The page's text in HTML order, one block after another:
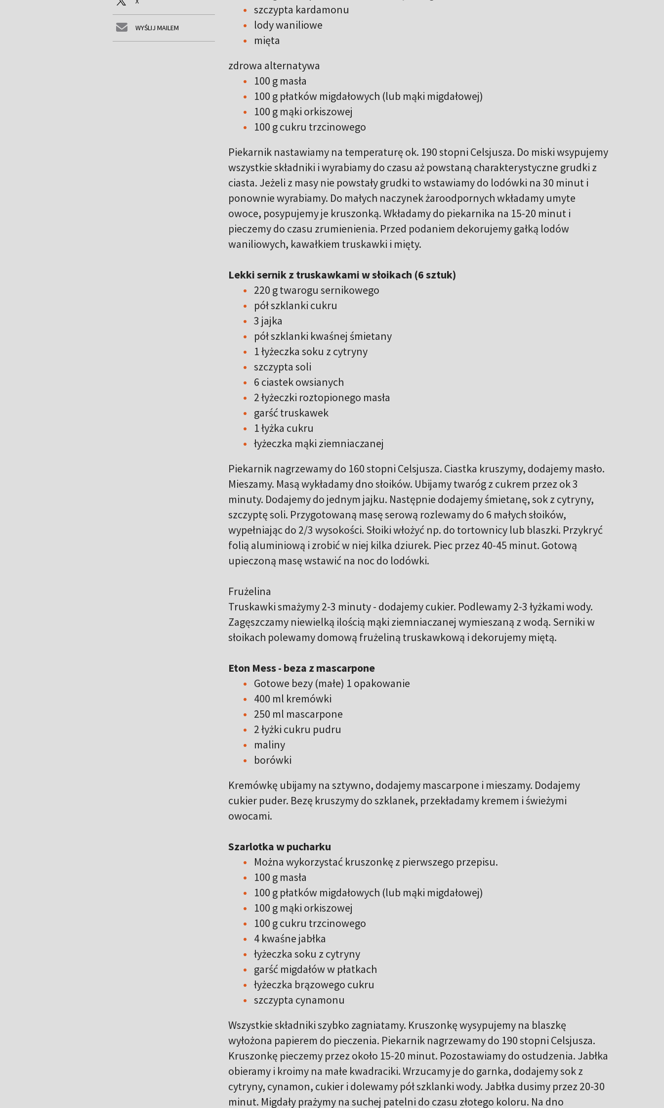
WYŚLIJ MAILEM
szczypta kardamonu
lody waniliowe
mięta
zdrowa alternatywa
100 g masła
100 g płatków migdałowych (lub mąki migdałowej)
100 g mąki orkiszowej
100 g cukru trzcinowego
Piekarnik nastawiamy na temperaturę ok. 190 stopni Celsjusza. Do miski wsypujemy
wszystkie składniki i wyrabiamy do czasu aż powstaną charakterystyczne grudki z
ciasta. Jeżeli z masy nie powstały grudki to wstawiamy do lodówki na 30 minut i
ponownie wyrabiamy. Do małych naczynek żaroodpornych wkładamy umyte
owoce, posypujemy je kruszonką. Wkładamy do piekarnika na 15-20 minut i
pieczemy do czasu zrumienienia. Przed podaniem dekorujemy gałką lodów
waniliowych, kawałkiem truskawki i mięty.
Lekki sernik z truskawkami w słoikach (6 sztuk)
220 g twarogu sernikowego
pół szklanki cukru
3 jajka
pół szklanki kwaśnej śmietany
1 łyżeczka soku z cytryny
szczypta soli
6 ciastek owsianych
2 łyżeczki roztopionego masła
garść truskawek
1 łyżka cukru
łyżeczka mąki ziemniaczanej
Piekarnik nagrzewamy do 160 stopni Celsjusza. Ciastka kruszymy, dodajemy masło.
Mieszamy. Masą wykładamy dno słoików. Ubijamy twaróg z cukrem przez ok 3
minuty. Dodajemy do jednym jajku. Następnie dodajemy śmietanę, sok z cytryny,
szczyptę soli. Przygotowaną masę serową rozlewamy do 6 małych słoików,
wypełniając do 2/3 wysokości. Słoiki włożyć np. do tortownicy lub blaszki. Przykryć
folią aluminiową i zrobić w niej kilka dziurek. Piec przez 40-45 minut. Gotową
upieczoną masę wstawić na noc do lodówki.
Frużelina
Truskawki smażymy 2-3 minuty - dodajemy cukier. Podlewamy 2-3 łyżkami wody.
Zagęszczamy niewielką ilością mąki ziemniaczanej wymieszaną z wodą. Serniki w
słoikach polewamy domową frużeliną truskawkową i dekorujemy miętą.
Eton Mess - beza z mascarpone
Gotowe bezy (małe) 1 opakowanie
400 ml kremówki
250 ml mascarpone
2 łyżki cukru pudru
maliny
borówki
Kremówkę ubijamy na sztywno, dodajemy mascarpone i mieszamy. Dodajemy
cukier puder. Bezę kruszymy do szklanek, przekładamy kremem i świeżymi
owocami.
Szarlotka w pucharku
Można wykorzystać kruszonkę z pierwszego przepisu.
100 g masła
100 g płatków migdałowych (lub mąki migdałowej)
100 g mąki orkiszowej
100 g cukru trzcinowego
4 kwaśne jabłka
łyżeczka soku z cytryny
garść migdałów w płatkach
łyżeczka brązowego cukru
szczypta cynamonu
Wszystkie składniki szybko zagniatamy. Kruszonkę wysypujemy na blaszkę
wyłożona papierem do pieczenia. Piekarnik nagrzewamy do 190 stopni Celsjusza.
Kruszonkę pieczemy przez około 15-20 minut. Pozostawiamy do ostudzenia. Jabłka
obieramy i kroimy na małe kwadraciki. Wrzucamy je do garnka, dodajemy sok z
cytryny, cynamon, cukier i dolewamy pół szklanki wody. Jabłka dusimy przez 20-30
minut. Migdały prażymy na suchej patelni do czasu złotego koloru. Na dno